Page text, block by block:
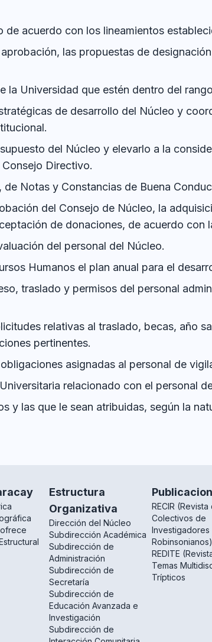
de acuerdo con los lineamientos
las propuestas de
la Universidad que estén dentro del
de desarrollo del Núcleo y
del Núcleo y elevarlo a la
Directivo.
Notas y Constancias de Buena
del Consejo de Núcleo, la
de donaciones, de acuerdo con
del personal del Núcleo.
Humanos el plan anual para el
traslado y permisos del personal
relativas al traslado, becas, año
pertinentes.
asignadas al personal de
relacionado con el personal
y las que le sean atribuidas, según la
Estructura
Organizativa
Dirección del Núcleo
Subdirección Académica
Subdirección de
Administración
Subdirección de
Secretaría
Subdirección de
Educación Avanzada e
Investigación
Subdirección de
RECIR (Revista
Colectivos de
Investigadores
Robinsonianos)
REDITE
Temas
Trípticos